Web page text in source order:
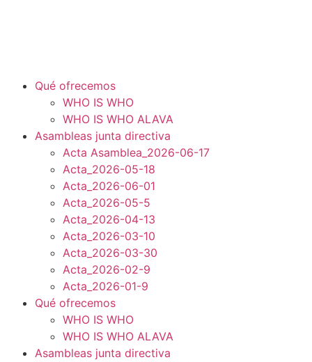
Qué ofrecemos
WHO IS WHO
WHO IS WHO ALAVA
Asambleas junta directiva
Acta Asamblea_2026-06-17
Acta_2026-05-18
Acta_2026-06-01
Acta_2026-05-5
Acta_2026-04-13
Acta_2026-03-10
Acta_2026-03-30
Acta_2026-02-9
Acta_2026-01-9
Qué ofrecemos
WHO IS WHO
WHO IS WHO ALAVA
Asambleas junta directiva